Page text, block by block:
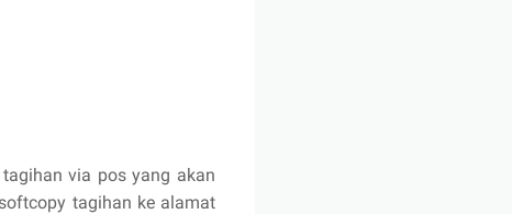
via pos yang akan
tagihan ke alamat